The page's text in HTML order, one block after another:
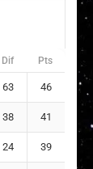
Dif Pts
63 46
38 41
24 39